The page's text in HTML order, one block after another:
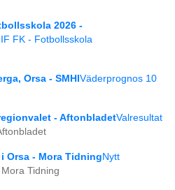
2026 -
FK - Fotbollsskola
Orsa - SMHI Väderprognos 10
- AftonbladetValresultat
Orsa - Mora Tidning Nytt
Mora Tidning